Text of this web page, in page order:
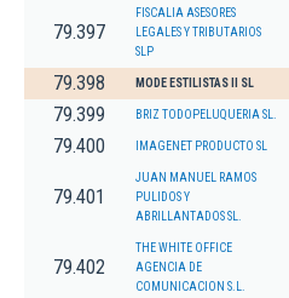
79.397
FISCALIA ASESORES
LEGALES Y TRIBUTARIOS
SLP
79.398 MODE ESTILISTAS II SL
79.399 BRIZ TODOPELUQUERIA SL.
79.400 IMAGENET PRODUCTO SL
79.401
JUAN MANUEL RAMOS
PULIDOS Y
ABRILLANTADOS SL.
79.402
THE WHITE OFFICE
AGENCIA DE
COMUNICACION S.L.